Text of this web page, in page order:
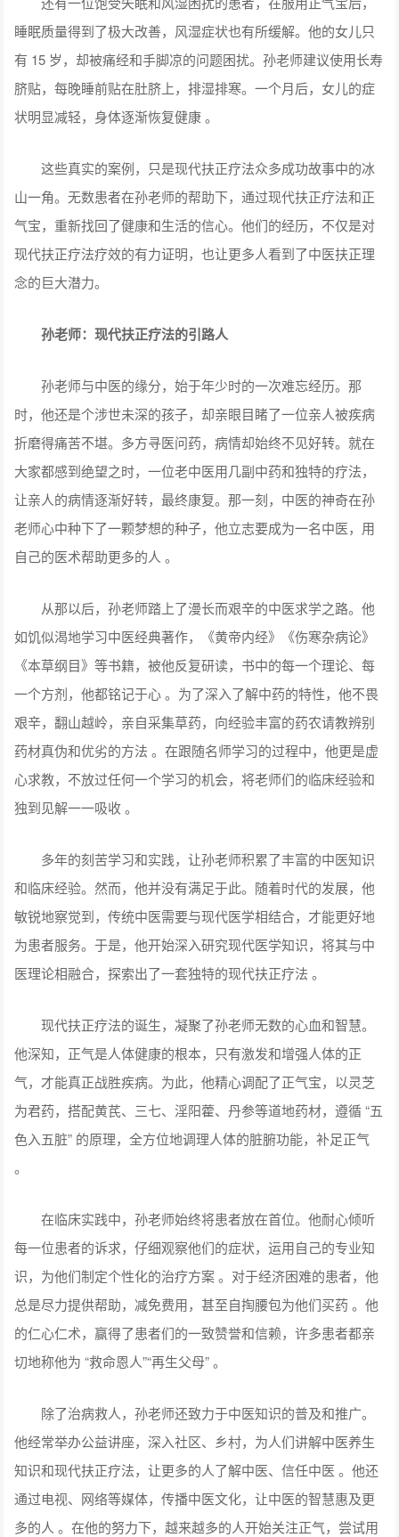
睡眠质量得到了极大改善，风湿症状也有所缓解。他的女儿只
有 15 岁，却被痛经和手脚凉的问题困扰。孙老师建议使用长寿
脐贴，每晚睡前贴在肚脐上，排湿排寒。一个月后，女儿的症
状明显减轻，身体逐渐恢复健康 。
这些真实的案例，只是现代扶正疗法众多成功故事中的冰
山一角。无数患者在孙老师的帮助下，通过现代扶正疗法和正
气宝，重新找回了健康和生活的信心。他们的经历，不仅是对
现代扶正疗法疗效的有力证明，也让更多人看到了中医扶正理
念的巨大潜力。
孙老师：现代扶正疗法的引路人
孙老师与中医的缘分，始于年少时的一次难忘经历。那
时，他还是个涉世未深的孩子，却亲眼目睹了一位亲人被疾病
折磨得痛苦不堪。多方寻医问药，病情却始终不见好转。就在
大家都感到绝望之时，一位老中医用几副中药和独特的疗法，
让亲人的病情逐渐好转，最终康复。那一刻，中医的神奇在孙
老师心中种下了一颗梦想的种子，他立志要成为一名中医，用
自己的医术帮助更多的人 。
从那以后，孙老师踏上了漫长而艰辛的中医求学之路。他
如饥似渴地学习中医经典著作，《黄帝内经》《伤寒杂病论》
《本草纲目》等书籍，被他反复研读，书中的每一个理论、每
一个方剂，他都铭记于心 。为了深入了解中药的特性，他不畏
艰辛，翻山越岭，亲自采集草药，向经验丰富的药农请教辨别
药材真伪和优劣的方法 。在跟随名师学习的过程中，他更是虚
心求教，不放过任何一个学习的机会，将老师们的临床经验和
独到见解一一吸收 。
多年的刻苦学习和实践，让孙老师积累了丰富的中医知识
和临床经验。然而，他并没有满足于此。随着时代的发展，他
敏锐地察觉到，传统中医需要与现代医学相结合，才能更好地
为患者服务。于是，他开始深入研究现代医学知识，将其与中
医理论相融合，探索出了一套独特的现代扶正疗法 。
现代扶正疗法的诞生，凝聚了孙老师无数的心血和智慧。
他深知，正气是人体健康的根本，只有激发和增强人体的正
气，才能真正战胜疾病。为此，他精心调配了正气宝，以灵芝
为君药，搭配黄芪、三七、淫阳藿、丹参等道地药材，遵循 “五
色入五脏” 的原理，全方位地调理人体的脏腑功能，补足正气
。
在临床实践中，孙老师始终将患者放在首位。他耐心倾听
每一位患者的诉求，仔细观察他们的症状，运用自己的专业知
识，为他们制定个性化的治疗方案 。对于经济困难的患者，他
总是尽力提供帮助，减免费用，甚至自掏腰包为他们买药 。他
的仁心仁术，赢得了患者们的一致赞誉和信赖，许多患者都亲
切地称他为 “救命恩人”“再生父母” 。
除了治病救人，孙老师还致力于中医知识的普及和推广。
他经常举办公益讲座，深入社区、乡村，为人们讲解中医养生
知识和现代扶正疗法，让更多的人了解中医、信任中医 。他还
通过电视、网络等媒体，传播中医文化，让中医的智慧惠及更
多的人 。在他的努力下，越来越多的人开始关注正气，尝试用